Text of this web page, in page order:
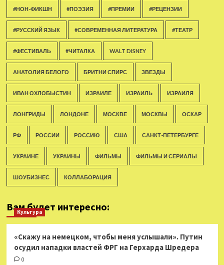
#НОН-ФИКШН #ПОЭЗИЯ #ПРЕМИИ #РЕЦЕНЗИИ
#РУССКИЙ ЯЗЫК #СОВРЕМЕННАЯ ЛИТЕРАТУРА #ТЕАТР
#ФЕСТИВАЛЬ #ЧИТАЛКА WALT DISNEY
АНАТОЛИЯ БЕЛОГО БРИТНИ СПИРС ЗВЕЗДЫ
ИВАН ОХЛОБЫСТИН ИЗРАИЛЕ ИЗРАИЛЬ ИЗРАИЛЯ
ЛОНГРИДЫ ЛОНДОНЕ МОСКВЕ МОСКВЫ ОСКАР
РФ РОССИИ РОССИЮ США САНКТ-ПЕТЕРБУРГЕ
УКРАИНЕ УКРАИНЫ ФИЛЬМЫ ФИЛЬМЫ И СЕРИАЛЫ
ШОУБИЗНЕС КОЛЛАБОРАЦИЯ
Вам будет интересно:
Культура
«Скажу на немецком, чтобы меня услышали». Путин
осудил нападки властей ФРГ на Герхарда Шредера
0